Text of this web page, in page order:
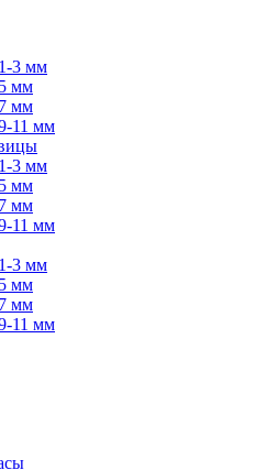
3 мм
мм
мм
11 мм
3 мм
мм
мм
11 мм
3 мм
мм
мм
11 мм